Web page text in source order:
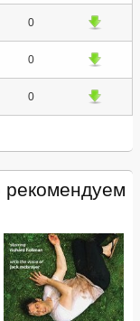
0
0
0
рекомендуем